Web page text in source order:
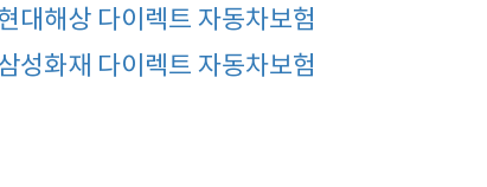
대해상 다이렉트 자동차보험
성화재 다이렉트 자동차보험